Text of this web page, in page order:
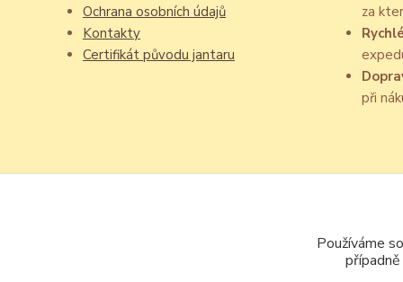
Ochrana osobních údajů
Kontakty
Certifikát původu jantaru
za
při
Používáme